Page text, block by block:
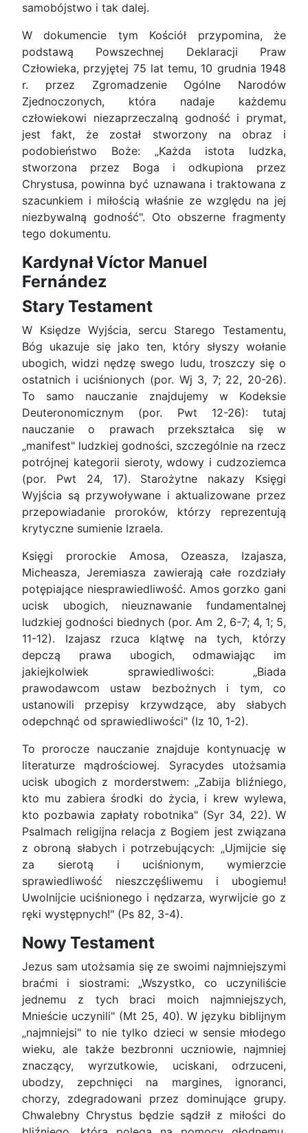
samobójstwo i tak dalej.
W dokumencie tym Kościół przypomina, że
podstawą Powszechnej Deklaracji Praw
Człowieka, przyjętej 75 lat temu, 10 grudnia 1948
r. przez Zgromadzenie Ogólne Narodów
Zjednoczonych, która nadaje każdemu
człowiekowi niezaprzeczalną godność i prymat,
jest fakt, że został stworzony na obraz i
podobieństwo Boże: „Każda istota ludzka,
stworzona przez Boga i odkupiona przez
Chrystusa, powinna być uznawana i traktowana z
szacunkiem i miłością właśnie ze względu na jej
niezbywalną godność". Oto obszerne fragmenty
tego dokumentu.
Kardynał Víctor Manuel
Fernández
Stary Testament
W Księdze Wyjścia, sercu Starego Testamentu,
Bóg ukazuje się jako ten, który słyszy wołanie
ubogich, widzi nędzę swego ludu, troszczy się o
ostatnich i uciśnionych (por. Wj 3, 7; 22, 20-26).
To samo nauczanie znajdujemy w Kodeksie
Deuteronomicznym (por. Pwt 12-26): tutaj
nauczanie o prawach przekształca się w
„manifest" ludzkiej godności, szczególnie na rzecz
potrójnej kategorii sieroty, wdowy i cudzoziemca
(por. Pwt 24, 17). Starożytne nakazy Księgi
Wyjścia są przywoływane i aktualizowane przez
przepowiadanie proroków, którzy reprezentują
krytyczne sumienie Izraela.
Księgi prorockie Amosa, Ozeasza, Izajasza,
Micheasza, Jeremiasza zawierają całe rozdziały
potępiające niesprawiedliwość. Amos gorzko gani
ucisk ubogich, nieuznawanie fundamentalnej
ludzkiej godności biednych (por. Am 2, 6-7; 4, 1; 5,
11-12). Izajasz rzuca klątwę na tych, którzy
depczą prawa ubogich, odmawiając im
jakiejkolwiek sprawiedliwości: „Biada
prawodawcom ustaw bezbożnych i tym, co
ustanowili przepisy krzywdzące, aby słabych
odepchnąć od sprawiedliwości" (Iz 10, 1-2).
To prorocze nauczanie znajduje kontynuację w
literaturze mądrościowej. Syracydes utożsamia
ucisk ubogich z morderstwem: „Zabija bliźniego,
kto mu zabiera środki do życia, i krew wylewa,
kto pozbawia zapłaty robotnika" (Syr 34, 22). W
Psalmach religijna relacja z Bogiem jest związana
z obroną słabych i potrzebujących: „Ujmijcie się
za sierotą i uciśnionym, wymierzcie
sprawiedliwość nieszczęśliwemu i ubogiemu!
Uwolnijcie uciśnionego i nędzarza, wyrwijcie go z
ręki występnych!" (Ps 82, 3-4).
Nowy Testament
Jezus sam utożsamia się ze swoimi najmniejszymi
braćmi i siostrami: „Wszystko, co uczyniliście
jednemu z tych braci moich najmniejszych,
Mnieście uczynili" (Mt 25, 40). W języku biblijnym
„najmniejsi" to nie tylko dzieci w sensie młodego
wieku, ale także bezbronni uczniowie, najmniej
znaczący, wyrzutkowie, uciskani, odrzuceni,
ubodzy, zepchnięci na margines, ignoranci,
chorzy, zdegradowani przez dominujące grupy.
Chwalebny Chrystus będzie sądził z miłości do